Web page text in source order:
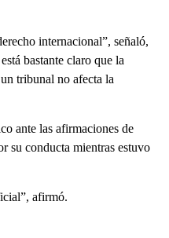
internacional”, señaló,
bastante claro que la
tribunal no afecta la
ante las afirmaciones de
su conducta mientras estuvo
afirmó.